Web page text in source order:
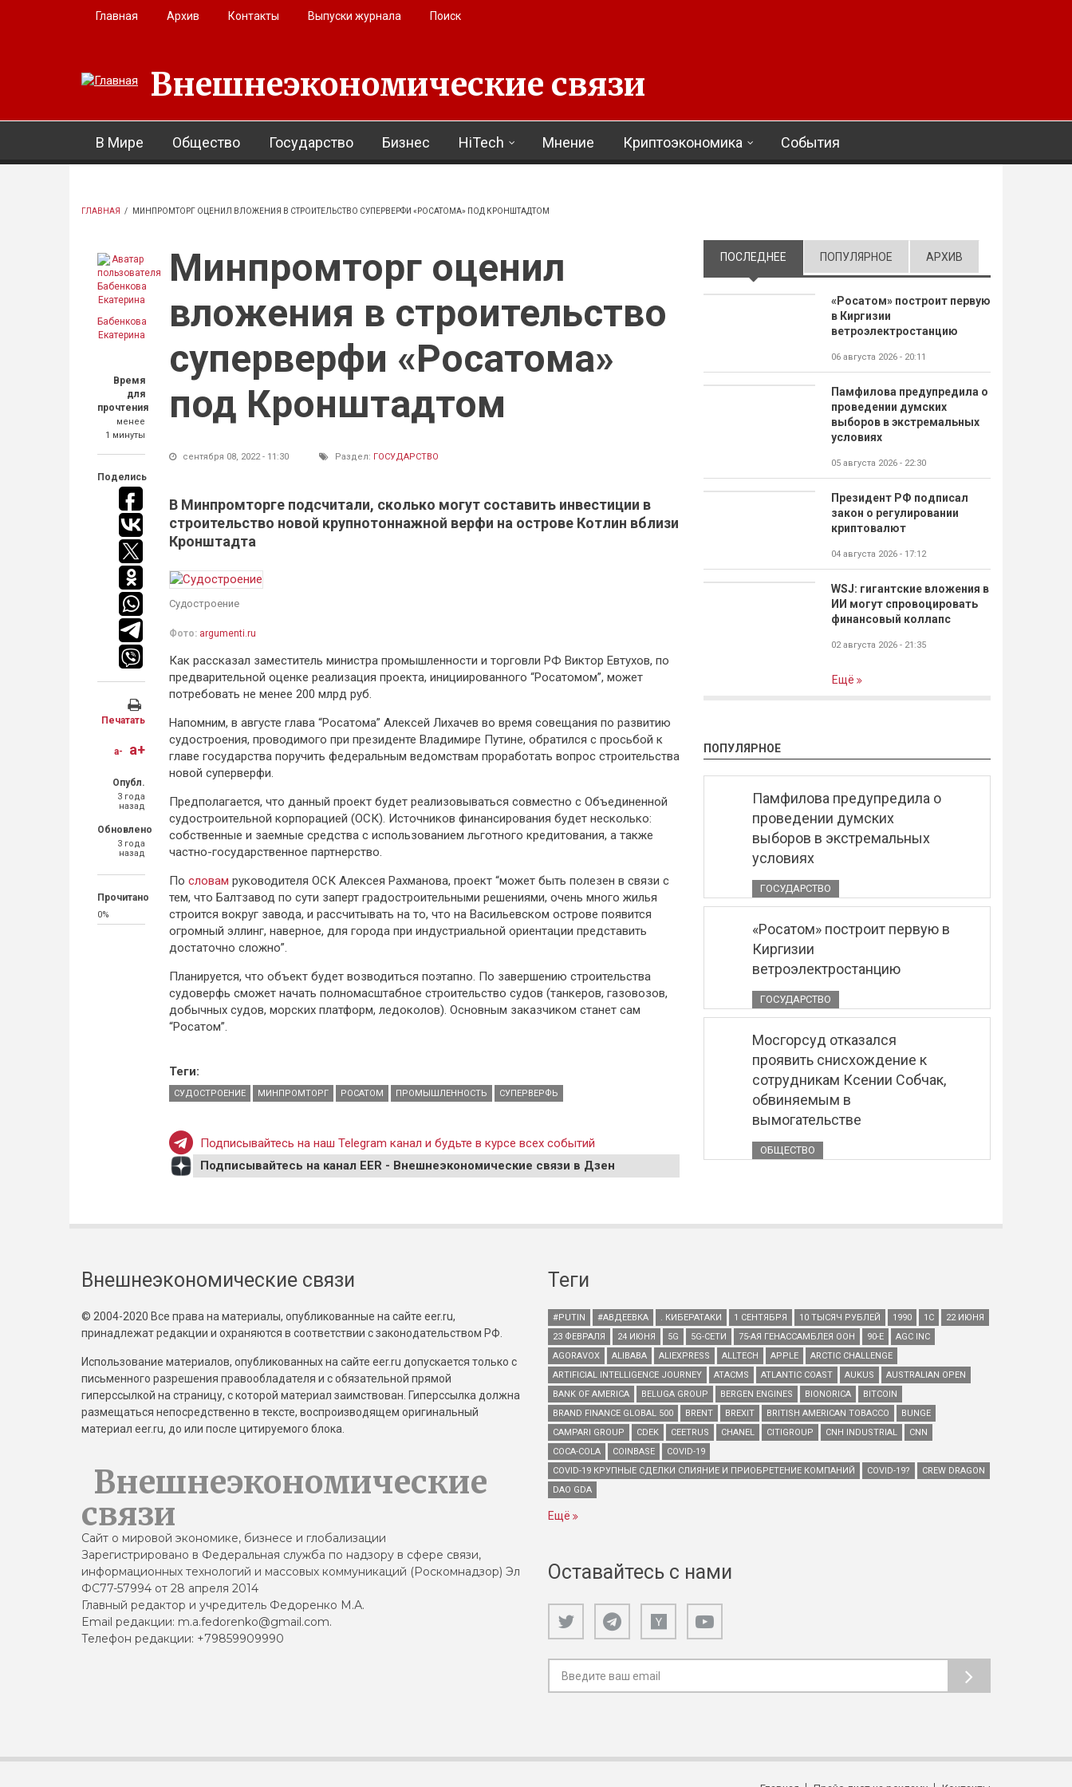
Перейти к основному содержанию
Главная Архив Контакты Выпуски журнала Поиск
Внешнеэкономические связи
В Мире Общество Государство Бизнес HiTech Мнение Криптоэкономика События
ГЛАВНАЯ / МИНПРОМТОРГ ОЦЕНИЛ ВЛОЖЕНИЯ В СТРОИТЕЛЬСТВО СУПЕРВЕРФИ «РОСАТОМА» ПОД КРОНШТАДТОМ
Бабенкова
Екатерина
Время
для
прочтения
менее
1 минуты
Поделись
Печатать
a- a+
Опубл.
3 года
назад
Обновлено
3 года
назад
Прочитано
0%
Минпромторг оценил
вложения в строительство
суперверфи «Росатома»
под Кронштадтом
сентября 08, 2022 - 11:30 Раздел: ГОСУДАРСТВО
В Минпромторге подсчитали, сколько могут составить инвестиции в
строительство новой крупнотоннажной верфи на острове Котлин вблизи
Кронштадта
Судостроение
Фото: argumenti.ru
Как рассказал заместитель министра промышленности и торговли РФ Виктор Евтухов, по
предварительной оценке реализация проекта, инициированного “Росатомом”, может
потребовать не менее 200 млрд руб.
Напомним, в августе глава “Росатома” Алексей Лихачев во время совещания по развитию
судостроения, проводимого при президенте Владимире Путине, обратился с просьбой к
главе государства поручить федеральным ведомствам проработать вопрос строительства
новой суперверфи.
Предполагается, что данный проект будет реализовываться совместно с Объединенной
судостроительной корпорацией (ОСК). Источников финансирования будет несколько:
собственные и заемные средства с использованием льготного кредитования, а также
частно-государственное партнерство.
По словам руководителя ОСК Алексея Рахманова, проект “может быть полезен в связи с
тем, что Балтзавод по сути заперт градостроительными решениями, очень много жилья
строится вокруг завода, и рассчитывать на то, что на Васильевском острове появится
огромный эллинг, наверное, для города при индустриальной ориентации представить
достаточно сложно”.
Планируется, что объект будет возводиться поэтапно. По завершению строительства
судоверфь сможет начать полномасштабное строительство судов (танкеров, газовозов,
добычных судов, морских платформ, ледоколов). Основным заказчиком станет сам
“Росатом”.
Теги:
СУДОСТРОЕНИЕ МИНПРОМТОРГ РОСАТОМ ПРОМЫШЛЕННОСТЬ СУПЕРВЕРФЬ
Подписывайтесь на наш Telegram канал и будьте в курсе всех событий
Подписывайтесь на канал EER - Внешнеэкономические связи в Дзен
ПОСЛЕДНЕЕ (АКТИВНАЯ ВКЛАДКА)
ПОПУЛЯРНОЕ АРХИВ
«Росатом» построит первую
в Киргизии
ветроэлектростанцию
06 августа 2026 - 20:11
Памфилова предупредила о
проведении думских
выборов в экстремальных
условиях
05 августа 2026 - 22:30
Президент РФ подписал
закон о регулировании
криптовалют
04 августа 2026 - 17:12
WSJ: гигантские вложения в
ИИ могут спровоцировать
финансовый коллапс
02 августа 2026 - 21:35
Ещё
ПОПУЛЯРНОЕ
Памфилова предупредила о
проведении думских
выборов в экстремальных
условиях
ГОСУДАРСТВО
«Росатом» построит первую в
Киргизии
ветроэлектростанцию
ГОСУДАРСТВО
Мосгорсуд отказался
проявить снисхождение к
сотрудникам Ксении Собчак,
обвиняемым в
вымогательстве
ОБЩЕСТВО
Внешнеэкономические связи
© 2004-2020 Все права на материалы, опубликованные на сайте eer.ru,
принадлежат редакции и охраняются в соответствии с законодательством РФ.
Использование материалов, опубликованных на сайте eer.ru допускается только с
письменного разрешения правообладателя и с обязательной прямой
гиперссылкой на страницу, с которой материал заимствован. Гиперссылка должна
размещаться непосредственно в тексте, воспроизводящем оригинальный
материал eer.ru, до или после цитируемого блока.
Внешнеэкономические
связи
Сайт о мировой экономике, бизнесе и глобализации
Зарегистрировано в Федеральная служба по надзору в сфере связи,
информационных технологий и массовых коммуникаций (Роскомнадзор) Эл
ФС77-57994 от 28 апреля 2014
Главный редактор и учредитель Федоренко М.А.
Email редакции: m.a.fedorenko@gmail.com.
Телефон редакции: +79859909990
Теги
#PUTIN #АВДЕЕВКА . КИБЕРАТАКИ 1 СЕНТЯБРЯ 10 ТЫСЯЧ РУБЛЕЙ 1990 1С
22 ИЮНЯ
23 ФЕВРАЛЯ
24 ИЮНЯ 5G 5G-СЕТИ 75-АЯ ГЕНАССАМБЛЕЯ ООН 90-Е
AGC INC
AGORAVOX
ALIBABA ALIEXPRESS ALLTECH APPLE
ARCTIC CHALLENGE
ARTIFICIAL INTELLIGENCE JOURNEY
ATACMS ATLANTIC COAST AUKUS
AUSTRALIAN OPEN
BANK OF AMERICA
BELUGA GROUP BERGEN ENGINES BIONORICA
BITCOIN
BRAND FINANCE GLOBAL 500
BRENT BREXIT BRITISH AMERICAN TOBACCO
BUNGE
CAMPARI GROUP
CDEK CEETRUS CHANEL CITIGROUP CNH INDUSTRIAL
CNN
COCA-COLA
COINBASE
COVID-19
COVID-19 КРУПНЫЕ СДЕЛКИ СЛИЯНИЕ И ПРИОБРЕТЕНИЕ КОМПАНИЙ
COVID-19?
CREW DRAGON
DAO GDA
Ещё
Оставайтесь с нами